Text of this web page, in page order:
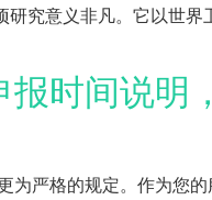
研究意义非凡。它以世界
报时间说明
严格的规定。作为您的